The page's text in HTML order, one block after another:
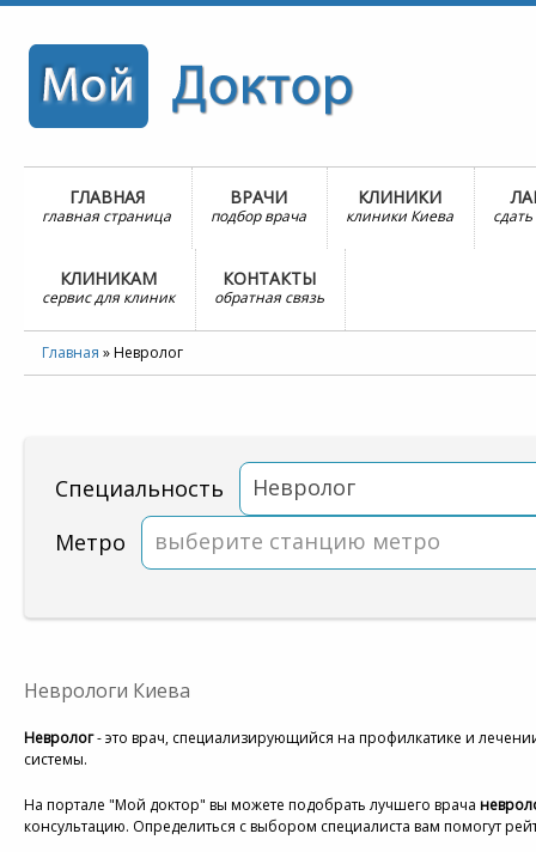
ГЛАВНАЯ
главная страница
ВРАЧИ
подбор врача
КЛИНИКИ
клиники Киева
КЛИНИКАМ
сервис для клиник
КОНТАКТЫ
обратная связь
Главная »Невролог
Специальность
Невролог
Метро
выберите станцию метро
Неврологи Киева
Невролог- это врач, специализирующийся на профилкатике и
системы.
На портале "Мой доктор" вы можете подобрать лучшего врача
консультацию. Определиться с выбором специалиста вам помогут